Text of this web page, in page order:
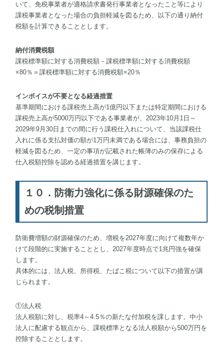
いて、免税事業者が適格請求書発行事業者となったこと等により
課税事業者となった場合の負担軽減を図るため、以下の通り納付
税額を計算できることとします。
納付消費税額
課税標準額に対する消費税額－課税標準額に対する消費税額
×80％＝課税標準額に対する消費税額×20％
インボイスが不要となる経過措置
基準期間における課税売上高が1億円以下または特定期間における
課税売上高が5000万円以下である事業者が、2023年10月1日～
2029年9月30日までの間に行う課税仕入れについて、当該課税仕
入れに係る支払対価の額が1万円未満である場合には、事務負担の
軽減を図るため、一定の事項が記載された帳簿のみの保存による
仕入税額控除を認める経過措置を講じます。
１０．防衛力強化に係る財源確保のた
めの税制措置
防衛費増額の財源確保のため、増税を2027年度に向けて複数年か
けて段階的に実施することとし、2027年度時点で1兆円強を確保
します。
具体的には、法人税、所得税、たばこ税について以下の措置が講
じられます。
①法人税
法人税額に対し、税率4～4.5％の新たな付加税を課します。中小
法人に配慮する観点から、課税標準となる法人税額から500万円を
控除することとします。